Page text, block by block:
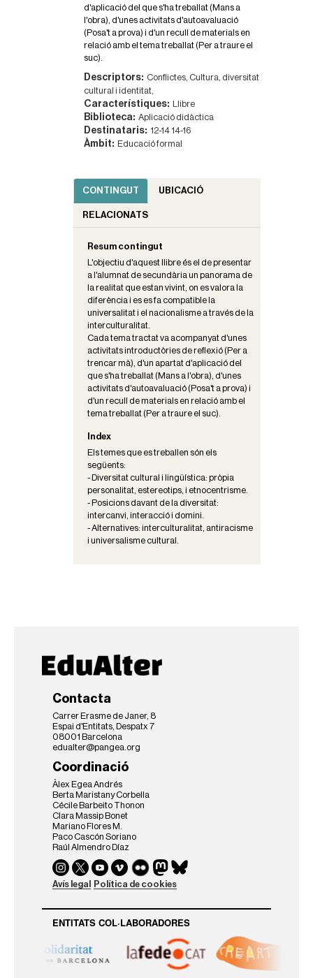
d'aplicació del que s'ha treballat (Mans a
l'obra), d'unes activitats d'autoavaluació
(Posa't a prova) i d'un recull de materials en
relació amb el tema treballat (Per a traure el
suc).
Descriptors: Conflictes, Cultura, diversitat
cultural i identitat,
Característiques: Llibre
Biblioteca: Aplicació didàctica
Destinataris: 12-14 14-16
Àmbit: Educació formal
CONTINGUT UBICACIÓ
RELACIONATS
Resum contingut
L'objectiu d'aquest llibre és el de presentar
a l'alumnat de secundària un panorama de
la realitat que estan vivint, on es valora la
diferència i es es fa compatible la
universalitat i el nacionalisme a través de la
interculturalitat.
Cada tema tractat va acompanyat d'unes
activitats introductòries de reflexió (Per a
trencar mà), d'un apartat d'aplicació del
que s'ha treballat (Mans a l'obra), d'unes
activitats d'autoavaluació (Posa't a prova) i
d'un recull de materials en relació amb el
tema treballat (Per a traure el suc).
Index
Els temes que es treballen són els
següents:
- Diversitat cultural i lingüística: pròpia
personalitat, estereotips, i etnocentrisme.
- Posicions davant de la diversitat:
intercanvi, interacció i domini.
- Alternatives: interculturalitat, antiracisme
i universalisme cultural.
Contacta
Carrer Erasme de Janer, 8
Espai d'Entitats, Despatx 7
08001 Barcelona
edualter@pangea.org
Coordinació
Àlex Egea Andrés
Berta Maristany Corbella
Cécile Barbeito Thonon
Clara Massip Bonet
Mariano Flores M.
Paco Cascón Soriano
Raúl Almendro Díaz
Avís legal Política de cookies
ENTITATS COL·LABORADORES